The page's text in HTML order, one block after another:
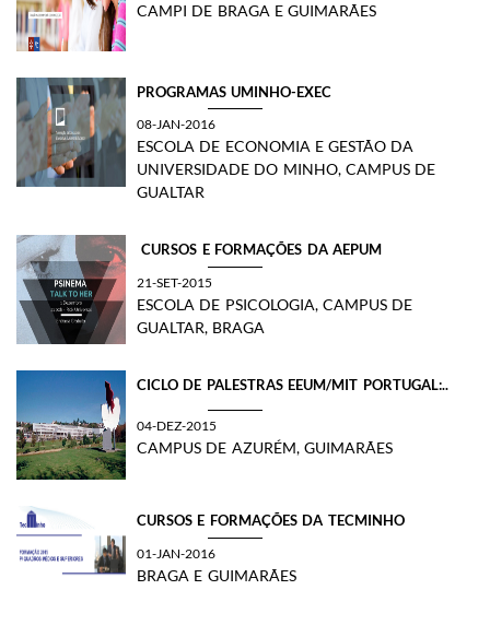
CAMPI DE BRAGA E GUIMARÃES
PROGRAMAS UMINHO-EXEC
08-JAN-2016
ESCOLA DE ECONOMIA E GESTÃO DA
UNIVERSIDADE DO MINHO, CAMPUS DE
GUALTAR
​ CURSOS E FORMAÇÕES DA AEPUM
21-SET-2015
ESCOLA DE PSICOLOGIA, CAMPUS DE
GUALTAR, BRAGA
​CICLO DE PALESTRAS EEUM/MIT PORTUGAL:..
04-DEZ-2015
CAMPUS DE AZURÉM, GUIMARÃES
CURSOS E FORMAÇÕES DA TECMINHO
01-JAN-2016
BRAGA E GUIMARÃES